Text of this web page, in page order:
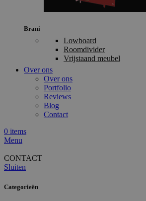
Brani
Lowboard
Roomdivider
Vrijstaand meubel
Over ons
Over ons
Portfolio
Reviews
Blog
Contact
0 items
Menu
CONTACT
Sluiten
Categorieën